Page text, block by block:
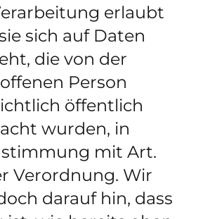
erlaubt
sich auf Daten
die von der
Person
öffentlich
wurden, in
mit Art.
Verordnung. Wir
darauf hin, dass